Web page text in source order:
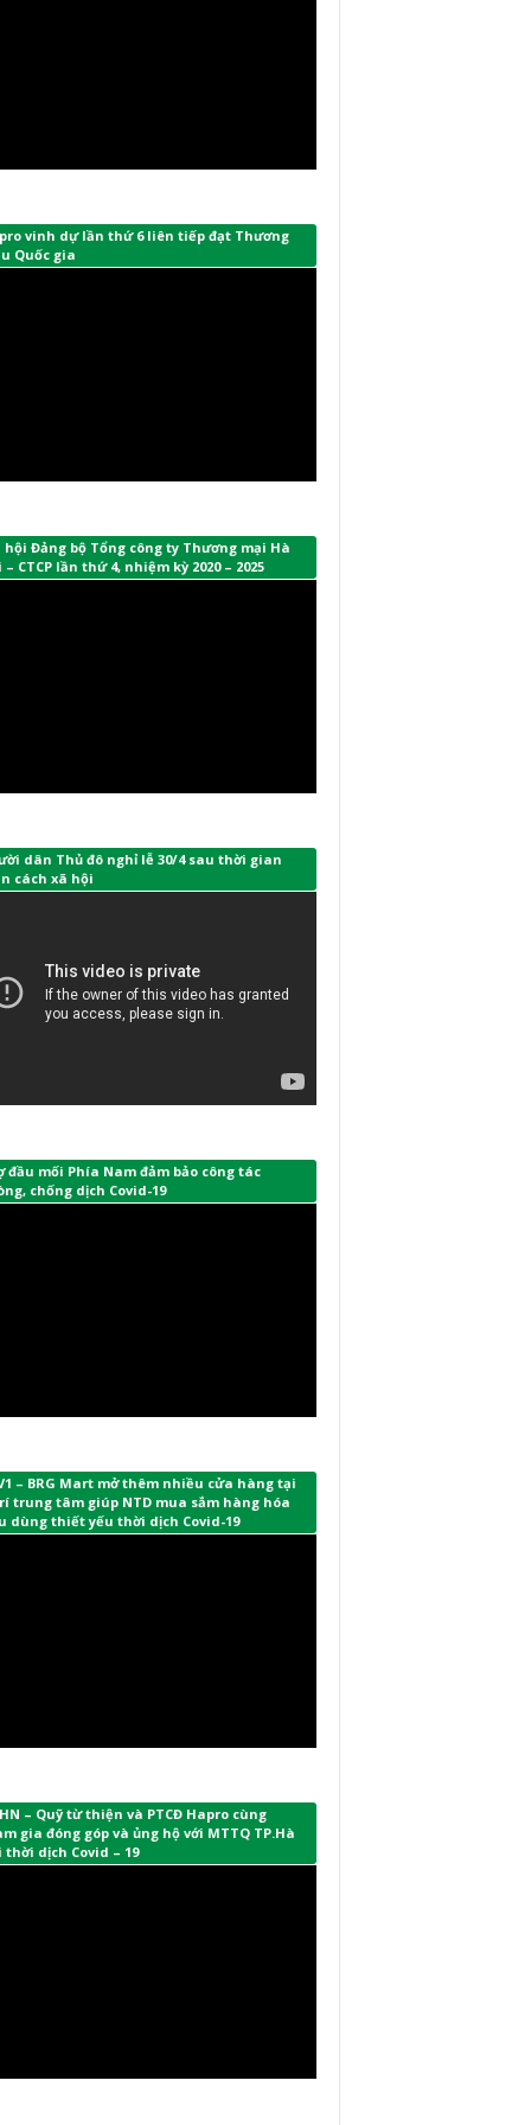
vinh dự lần thứ 6 liên tiếp đạt Thương
Quốc gia
hội Đảng bộ Tổng công ty Thương mại Hà
– CTCP lần thứ 4, nhiệm kỳ 2020 – 2025
dân Thủ đô nghỉ lễ 30/4 sau thời gian
cách xã hội
đầu mối Phía Nam đảm bảo công tác
chống dịch Covid-19
– BRG Mart mở thêm nhiều cửa hàng tại
trung tâm giúp NTD mua sắm hàng hóa
dùng thiết yếu thời dịch Covid-19
– Quỹ từ thiện và PTCĐ Hapro cùng
gia đóng góp và ủng hộ với MTTQ TP.Hà
thời dịch Covid – 19